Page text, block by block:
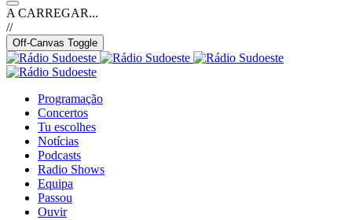
A CARREGAR...
//
Off-Canvas Toggle
Programação
Concertos
Tu escolhes
Notícias
Podcasts
Radio Shows
Equipa
Passou
Ouvir